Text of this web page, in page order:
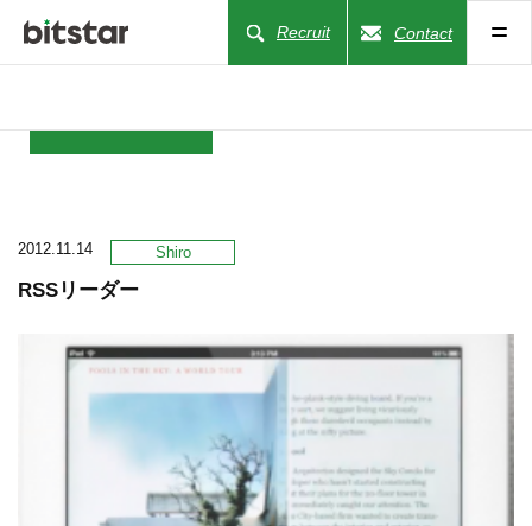
Recruit Contact
COMPANY
BUSINESS
WORKS
ACTION
2012.11.14 Shiro
RSSリーダー